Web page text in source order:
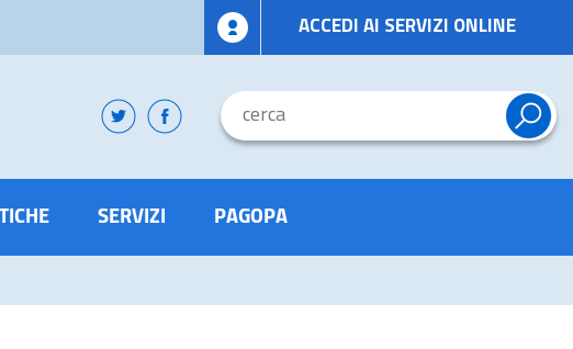
ACCEDI AI SERVIZI ONLINE
SERVIZI PAGOPA